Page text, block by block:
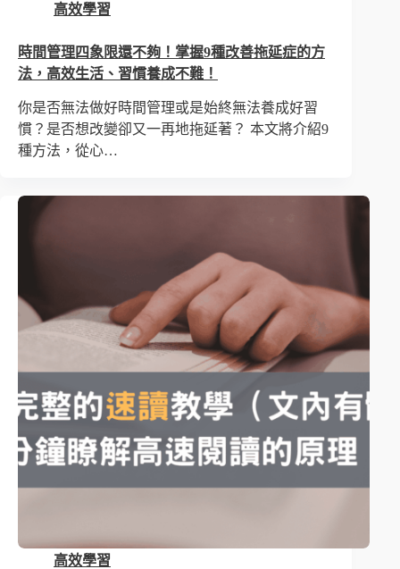
高效學習
時間管理四象限還不夠！掌握9種改善拖延症的方
法，高效生活、習慣養成不難！
你是否無法做好時間管理或是始終無法養成好習
慣？是否想改變卻又一再地拖延著？ 本文將介紹9
種方法，從心…
高效學習